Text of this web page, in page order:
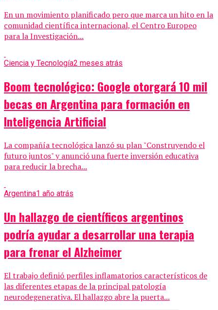
En un movimiento planificado pero que marca un hito en la
comunidad científica internacional, el Centro Europeo
para la Investigación...
Ciencia y Tecnología2 meses atrás
Boom tecnológico: Google otorgará 10 mil
becas en Argentina para formación en
Inteligencia Artificial
La compañía tecnológica lanzó su plan "Construyendo el
futuro juntos" y anunció una fuerte inversión educativa
para reducir la brecha...
Argentina1 año atrás
Un hallazgo de científicos argentinos
podría ayudar a desarrollar una terapia
para frenar el Alzheimer
El trabajo definió perfiles inflamatorios característicos de
las diferentes etapas de la principal patología
neurodegenerativa. El hallazgo abre la puerta...